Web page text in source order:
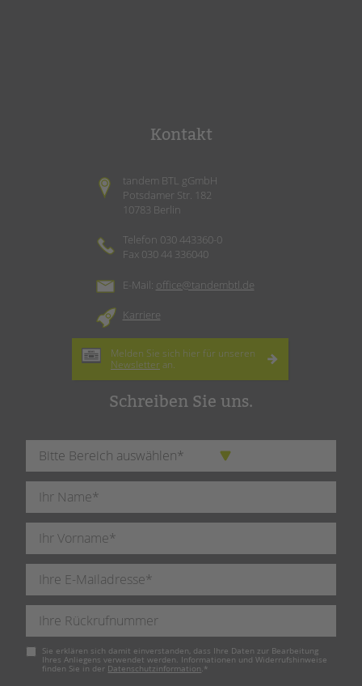
Kontakt
tandem BTL gGmbH
Potsdamer Str. 182
10783 Berlin
Telefon 030 443360-0
Fax 030 44 336040
E-Mail: office@tandembtl.de
Karriere
Melden Sie sich hier für unseren
Newsletter an.
Schreiben Sie uns.
Pflichtfeld
Sie erklären sich damit einverstanden, dass Ihre Daten zur Bearbeitung
Ihres Anliegens verwendet werden. Informationen und Widerrufshinweise
finden Sie in der Datenschutzinformation *